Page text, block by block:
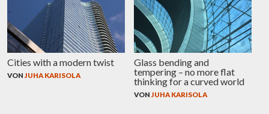
Cities with a modern twist
VON JUHA KARISOLA
Glass bending and
tempering – no more flat
thinking for a curved world
VON JUHA KARISOLA